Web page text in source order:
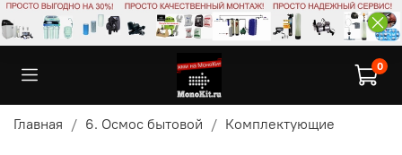
0
Главная 6. Осмос бытовой Комплектующие